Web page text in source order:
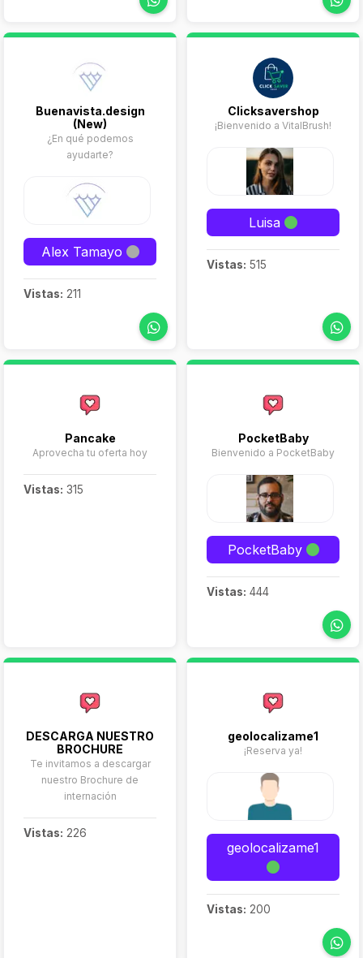
Buenavista.design
(New)
¿En qué podemos
ayudarte?
Alex Tamayo
Vistas: 211
Clicksavershop
¡Bienvenido a VitalBrush!
Luisa
Vistas: 515
Pancake
Aprovecha tu oferta hoy
Vistas: 315
PocketBaby
Bienvenido a PocketBaby
PocketBaby
Vistas: 444
DESCARGA NUESTRO
BROCHURE
Te invitamos a descargar
nuestro Brochure de
internación
Vistas: 226
geolocalizame1
¡Reserva ya!
geolocalizame1
Vistas: 200